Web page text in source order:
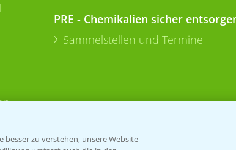
PRE - Chemikalien sicher
Sammelstellen und Termine
zu verstehen, unsere Website